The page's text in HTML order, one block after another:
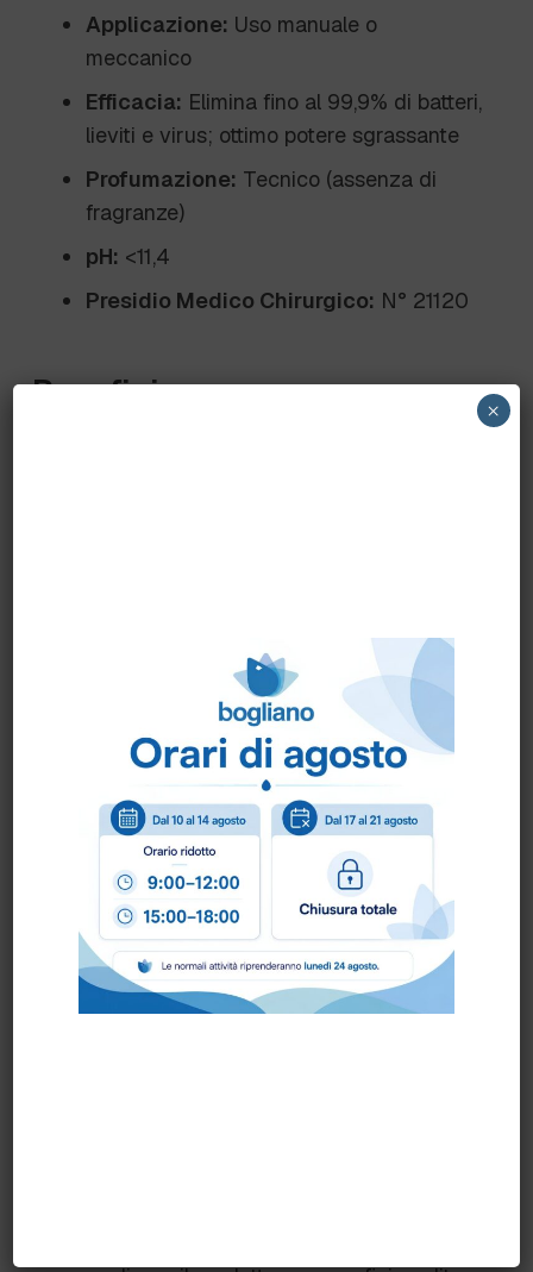
Applicazione: Uso manuale o
meccanico
Efficacia: Elimina fino al 99,9% di batteri,
lieviti e virus; ottimo potere sgrassante
Profumazione: Tecnico (assenza di
fragranze)
pH: <11,4
Presidio Medico Chirurgico: N° 21120
Benefici
le superfici lavabili.
Ideale per ambienti alimentari,
medici e HACCP, perfetto per affettatrici,
tavoli e superfici a contatto con alimenti.
Facile da Usare: Pronto all’uso,
semplifica il processo di pulizia e
disinfezione.
Consigli d'Uso
×